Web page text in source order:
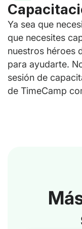
Ya sea que
que necesites
nuestros héroes
para ayudarte.
sesión de
de TimeCamp